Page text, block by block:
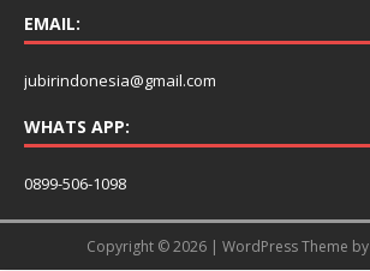
EMAIL:
jubirindonesia@gmail.com
WHATS APP:
0899-506-1098
Copyright © 2026 | WordPress Theme by